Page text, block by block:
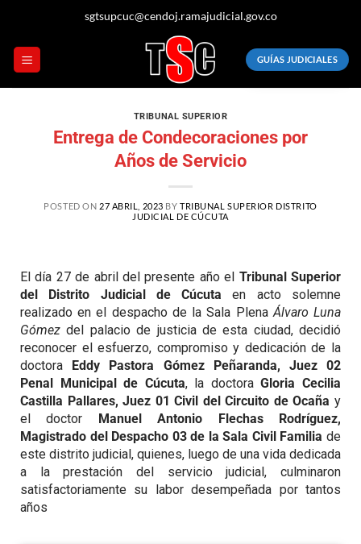
sgtsupcuc@cendoj.ramajudicial.gov.co
GUÍAS JUDICIALES
TRIBUNAL SUPERIOR
Entrega de Condecoraciones por
Años de Servicio
POSTED ON 27 ABRIL, 2023 BYTRIBUNAL SUPERIOR DISTRITO
JUDICIAL DE CÚCUTA
El día 27 de abril del presente año el Tribunal Superior
del Distrito Judicial de Cúcuta en acto solemne
realizado en el despacho de la Sala Plena Álvaro Luna
Gómezdel palacio de justicia de esta ciudad, decidió
reconocer el esfuerzo, compromiso y dedicación de la
doctora Eddy Pastora Gómez Peñaranda, Juez 02
Penal Municipal de Cúcuta, la doctoraGloria Cecilia
Castilla Pallares, Juez 01 Civil del Circuito de Ocaña y
el doctor Manuel Antonio Flechas Rodríguez,
Magistrado del Despacho 03 de la Sala Civil Familia de
este distrito judicial, quienes, luego de una vida dedicada
a la prestación del servicio judicial, culminaron
satisfactoriamente su labor desempeñada por tantos
años